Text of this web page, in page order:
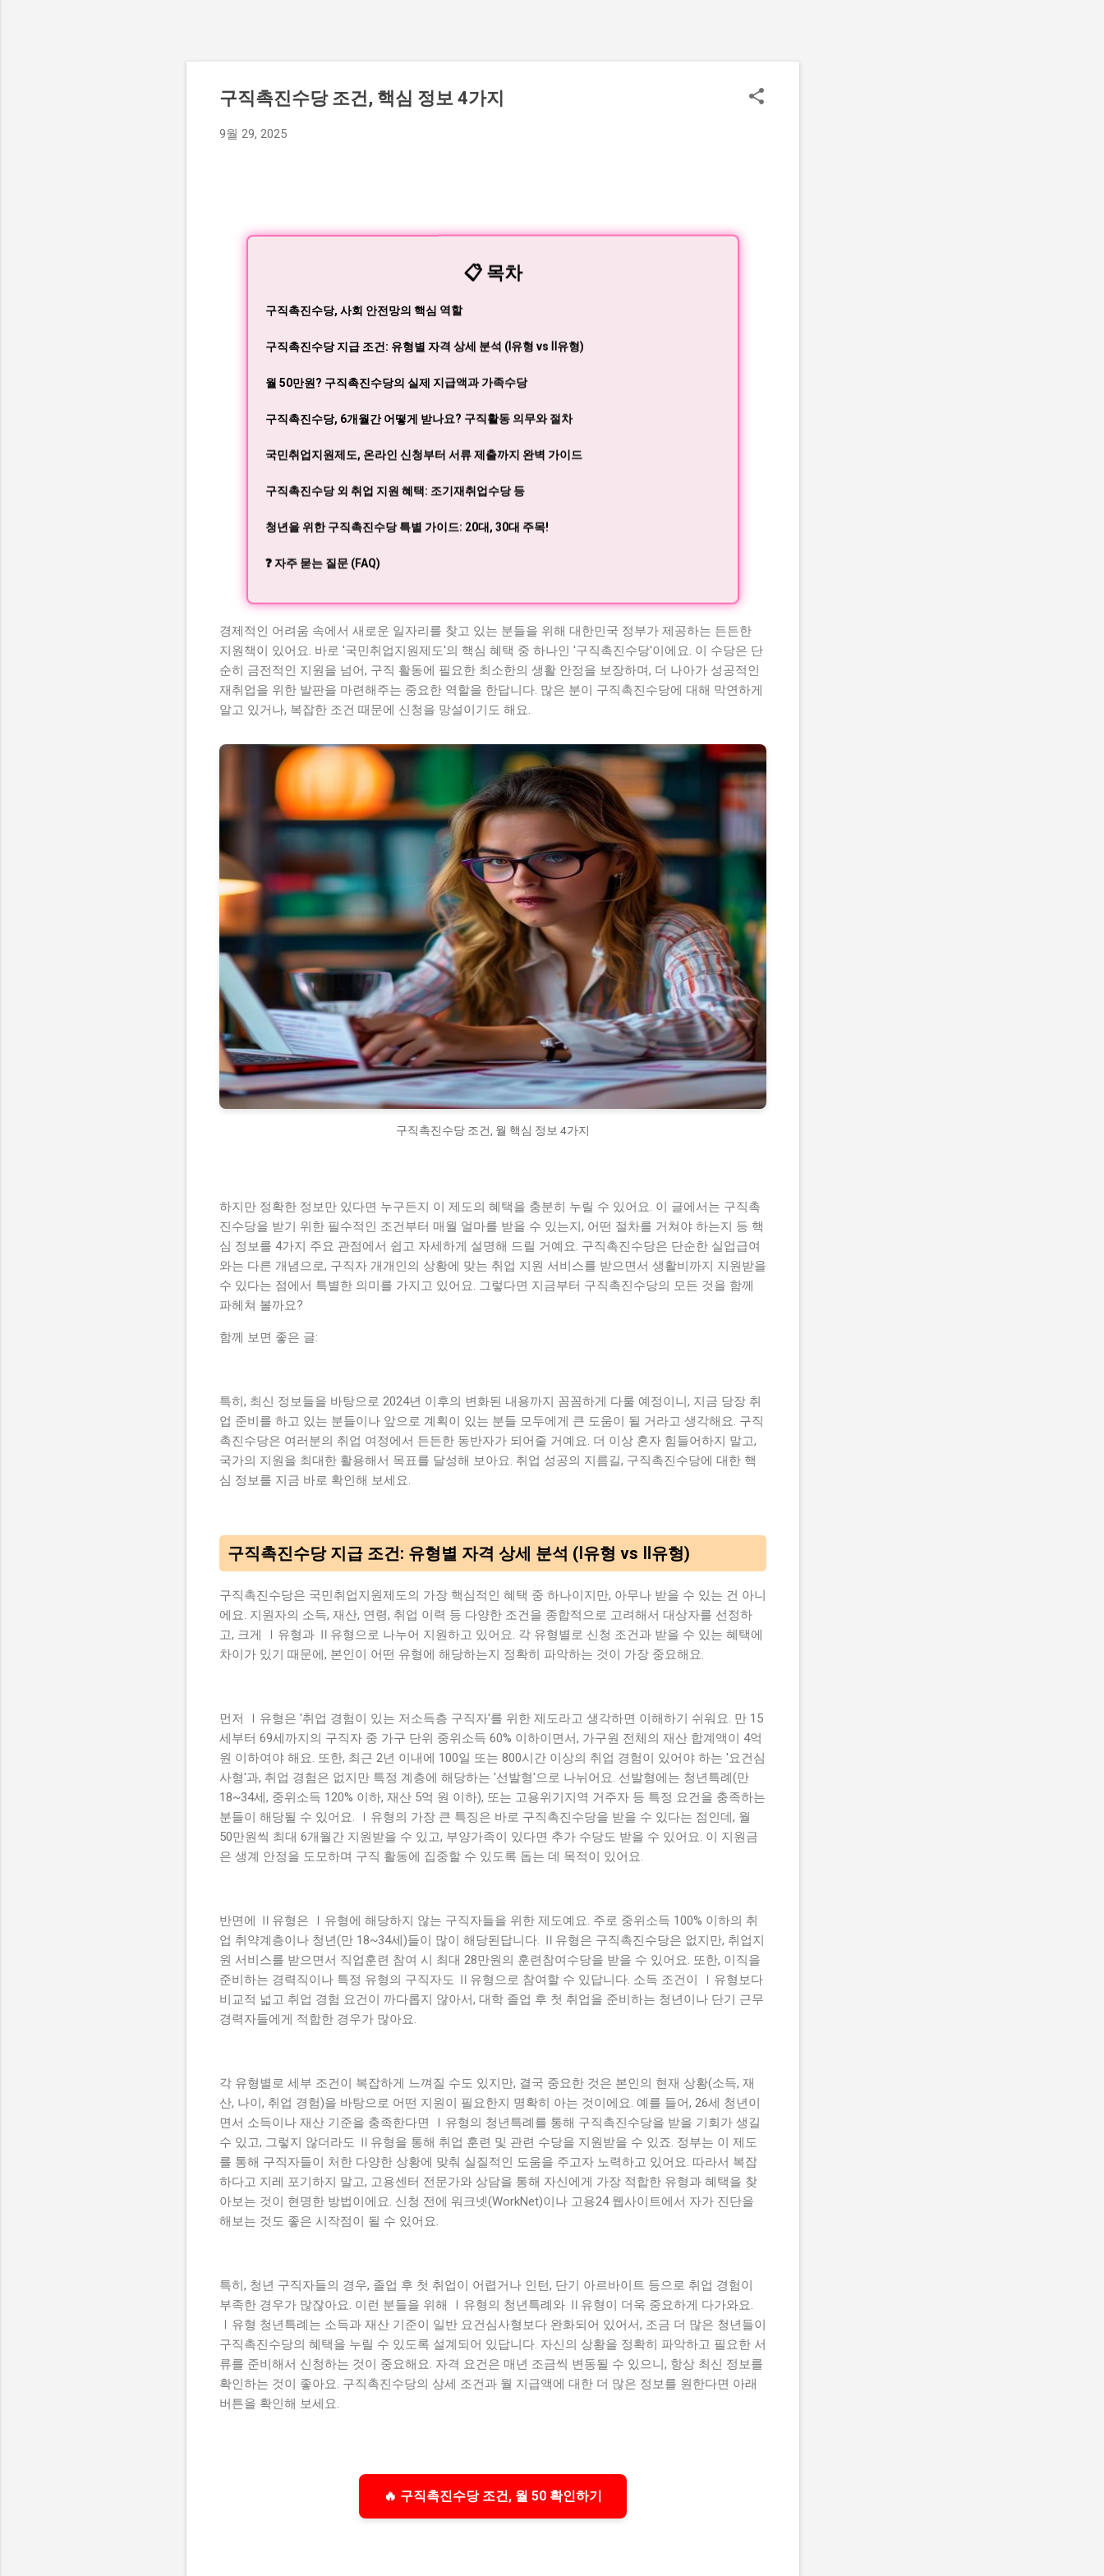
구직촉진수당 조건, 핵심 정보 4가지
9월 29, 2025
📋 목차
구직촉진수당, 사회 안전망의 핵심 역할
구직촉진수당 지급 조건: 유형별 자격 상세 분석 (Ⅰ유형 vs Ⅱ유형)
월 50만원? 구직촉진수당의 실제 지급액과 가족수당
구직촉진수당, 6개월간 어떻게 받나요? 구직활동 의무와 절차
국민취업지원제도, 온라인 신청부터 서류 제출까지 완벽 가이드
구직촉진수당 외 취업 지원 혜택: 조기재취업수당 등
청년을 위한 구직촉진수당 특별 가이드: 20대, 30대 주목!
❓ 자주 묻는 질문 (FAQ)
경제적인 어려움 속에서 새로운 일자리를 찾고 있는 분들을 위해 대한민국 정부가 제공하는 든든한
지원책이 있어요. 바로 '국민취업지원제도'의 핵심 혜택 중 하나인 '구직촉진수당'이에요. 이 수당은 단
순히 금전적인 지원을 넘어, 구직 활동에 필요한 최소한의 생활 안정을 보장하며, 더 나아가 성공적인
재취업을 위한 발판을 마련해주는 중요한 역할을 한답니다. 많은 분이 구직촉진수당에 대해 막연하게
알고 있거나, 복잡한 조건 때문에 신청을 망설이기도 해요.
구직촉진수당 조건, 월 핵심 정보 4가지
하지만 정확한 정보만 있다면 누구든지 이 제도의 혜택을 충분히 누릴 수 있어요. 이 글에서는 구직촉
진수당을 받기 위한 필수적인 조건부터 매월 얼마를 받을 수 있는지, 어떤 절차를 거쳐야 하는지 등 핵
심 정보를 4가지 주요 관점에서 쉽고 자세하게 설명해 드릴 거예요. 구직촉진수당은 단순한 실업급여
와는 다른 개념으로, 구직자 개개인의 상황에 맞는 취업 지원 서비스를 받으면서 생활비까지 지원받을
수 있다는 점에서 특별한 의미를 가지고 있어요. 그렇다면 지금부터 구직촉진수당의 모든 것을 함께
파헤쳐 볼까요?
함께 보면 좋은 글:
특히, 최신 정보들을 바탕으로 2024년 이후의 변화된 내용까지 꼼꼼하게 다룰 예정이니, 지금 당장 취
업 준비를 하고 있는 분들이나 앞으로 계획이 있는 분들 모두에게 큰 도움이 될 거라고 생각해요. 구직
촉진수당은 여러분의 취업 여정에서 든든한 동반자가 되어줄 거예요. 더 이상 혼자 힘들어하지 말고,
국가의 지원을 최대한 활용해서 목표를 달성해 보아요. 취업 성공의 지름길, 구직촉진수당에 대한 핵
심 정보를 지금 바로 확인해 보세요.
구직촉진수당 지급 조건: 유형별 자격 상세 분석 (Ⅰ유형 vs Ⅱ유형)
구직촉진수당은 국민취업지원제도의 가장 핵심적인 혜택 중 하나이지만, 아무나 받을 수 있는 건 아니
에요. 지원자의 소득, 재산, 연령, 취업 이력 등 다양한 조건을 종합적으로 고려해서 대상자를 선정하
고, 크게 Ⅰ유형과 Ⅱ유형으로 나누어 지원하고 있어요. 각 유형별로 신청 조건과 받을 수 있는 혜택에
차이가 있기 때문에, 본인이 어떤 유형에 해당하는지 정확히 파악하는 것이 가장 중요해요.
먼저 Ⅰ유형은 '취업 경험이 있는 저소득층 구직자'를 위한 제도라고 생각하면 이해하기 쉬워요. 만 15
세부터 69세까지의 구직자 중 가구 단위 중위소득 60% 이하이면서, 가구원 전체의 재산 합계액이 4억
원 이하여야 해요. 또한, 최근 2년 이내에 100일 또는 800시간 이상의 취업 경험이 있어야 하는 '요건심
사형'과, 취업 경험은 없지만 특정 계층에 해당하는 '선발형'으로 나뉘어요. 선발형에는 청년특례(만
18~34세, 중위소득 120% 이하, 재산 5억 원 이하), 또는 고용위기지역 거주자 등 특정 요건을 충족하는
분들이 해당될 수 있어요. Ⅰ유형의 가장 큰 특징은 바로 구직촉진수당을 받을 수 있다는 점인데, 월
50만원씩 최대 6개월간 지원받을 수 있고, 부양가족이 있다면 추가 수당도 받을 수 있어요. 이 지원금
은 생계 안정을 도모하며 구직 활동에 집중할 수 있도록 돕는 데 목적이 있어요.
반면에 Ⅱ유형은 Ⅰ유형에 해당하지 않는 구직자들을 위한 제도예요. 주로 중위소득 100% 이하의 취
업 취약계층이나 청년(만 18~34세)들이 많이 해당된답니다. Ⅱ유형은 구직촉진수당은 없지만, 취업지
원 서비스를 받으면서 직업훈련 참여 시 최대 28만원의 훈련참여수당을 받을 수 있어요. 또한, 이직을
준비하는 경력직이나 특정 유형의 구직자도 Ⅱ유형으로 참여할 수 있답니다. 소득 조건이 Ⅰ유형보다
비교적 넓고 취업 경험 요건이 까다롭지 않아서, 대학 졸업 후 첫 취업을 준비하는 청년이나 단기 근무
경력자들에게 적합한 경우가 많아요.
각 유형별로 세부 조건이 복잡하게 느껴질 수도 있지만, 결국 중요한 것은 본인의 현재 상황(소득, 재
산, 나이, 취업 경험)을 바탕으로 어떤 지원이 필요한지 명확히 아는 것이에요. 예를 들어, 26세 청년이
면서 소득이나 재산 기준을 충족한다면 Ⅰ유형의 청년특례를 통해 구직촉진수당을 받을 기회가 생길
수 있고, 그렇지 않더라도 Ⅱ유형을 통해 취업 훈련 및 관련 수당을 지원받을 수 있죠. 정부는 이 제도
를 통해 구직자들이 처한 다양한 상황에 맞춰 실질적인 도움을 주고자 노력하고 있어요. 따라서 복잡
하다고 지레 포기하지 말고, 고용센터 전문가와 상담을 통해 자신에게 가장 적합한 유형과 혜택을 찾
아보는 것이 현명한 방법이에요. 신청 전에 워크넷(WorkNet)이나 고용24 웹사이트에서 자가 진단을
해보는 것도 좋은 시작점이 될 수 있어요.
특히, 청년 구직자들의 경우, 졸업 후 첫 취업이 어렵거나 인턴, 단기 아르바이트 등으로 취업 경험이
부족한 경우가 많잖아요. 이런 분들을 위해 Ⅰ유형의 청년특례와 Ⅱ유형이 더욱 중요하게 다가와요.
Ⅰ유형 청년특례는 소득과 재산 기준이 일반 요건심사형보다 완화되어 있어서, 조금 더 많은 청년들이
구직촉진수당의 혜택을 누릴 수 있도록 설계되어 있답니다. 자신의 상황을 정확히 파악하고 필요한 서
류를 준비해서 신청하는 것이 중요해요. 자격 요건은 매년 조금씩 변동될 수 있으니, 항상 최신 정보를
확인하는 것이 좋아요. 구직촉진수당의 상세 조건과 월 지급액에 대한 더 많은 정보를 원한다면 아래
버튼을 확인해 보세요.
🔥 구직촉진수당 조건, 월 50 확인하기